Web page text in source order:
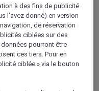
à des fins de publicité
l’avez donné) en version
de réservation
ciblées sur des
pourront être
ces tiers. Pour en
ciblée » via le bouton